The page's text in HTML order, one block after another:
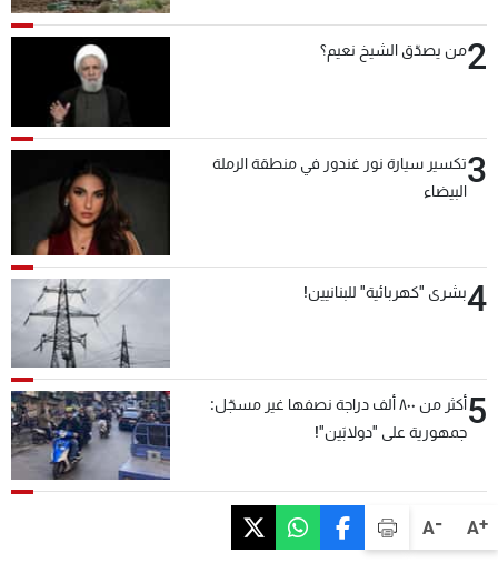
A+
A-
2من يصدّق الشيخ نعيم؟
3تكسير سيارة نور غندور في منطقة الرملة
البيضاء
4بشرى "كهربائية" للبنانيين!
5
أكثر من ٨٠٠ ألف دراجة نصفها غير مسجّل:
جمهورية على "دولابَين"!